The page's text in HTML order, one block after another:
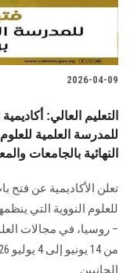
2026-04-09
التعليم العالي:
النهائية بالجامعات
تعلن الأكاديمية عن فتح
للعلوم النووية التي
– روسيا، في مجالات
الجانبين